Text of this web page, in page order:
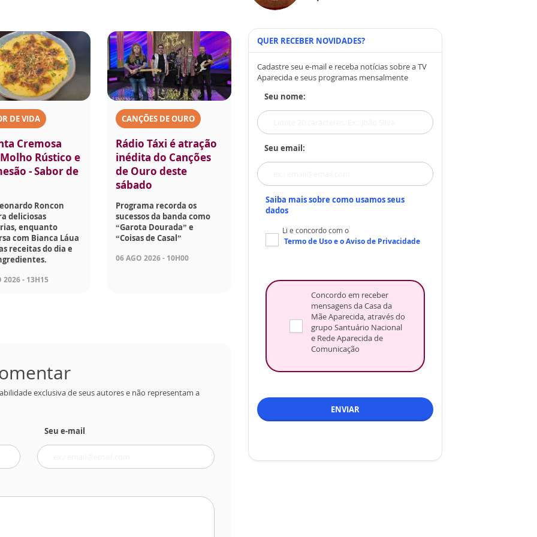
DE VIDA
Cremosa
Rústico e
- Sabor de
Roncon
deliciosas
enquanto
com Bianca Láua
receitas do dia e
2026 - 13H15
CANÇÕES DE OURO
Rádio Táxi é atração
inédita do Canções
de Ouro deste
sábado
Programa recorda os
sucessos da banda como
“Garota Dourada” e
“Coisas de Casal”
06 AGO 2026 - 10H00
exclusiva de seus autores e não representam a
Seu e-mail
QUER RECEBER NOVIDADES?
Cadastre seu e-mail e receba notícias sobre a TV
Aparecida e seus programas mensalmente
Seu nome:
Seu email:
Saiba mais sobre como usamos seus
dados
Li e concordo com o
Termo de Usoe oAviso de Privacidade
Concordo em receber
mensagens da Casa da
Mãe Aparecida, através do
grupo Santuário Nacional
e Rede Aparecida de
Comunicação
ENVIAR